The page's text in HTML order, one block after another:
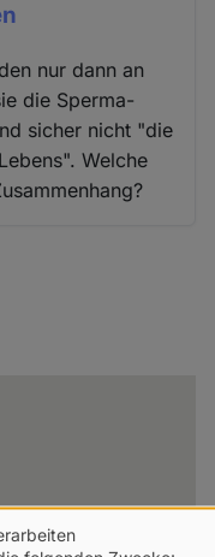
nur dann an
die Sperma-
sicher nicht "die
Welche